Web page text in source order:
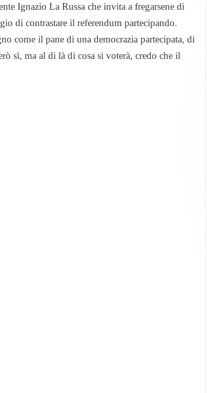
Ignazio La Russa che invita a fregarsene di
di contrastare il referendum partecipando.
come il pane di una democrazia partecipata, di
sì, ma al di là di cosa si voterà, credo che il